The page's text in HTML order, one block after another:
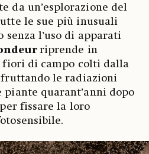
da un’esplorazione del
le sue più inusuali
senza l’uso di apparati
riprende in
fiori di campo colti dalla
le radiazioni
piante quarant’anni dopo
fissare la loro